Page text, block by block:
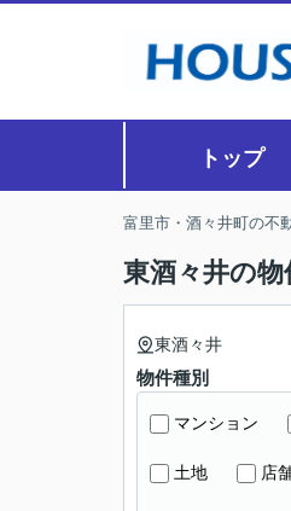
トップ
富里市・酒々井町の不
東酒々井の物
東酒々井
物件種別
マンション
土地 店